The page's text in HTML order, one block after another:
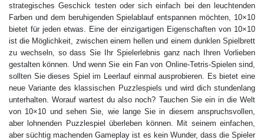
strategisches Geschick testen oder sich einfach bei den leuchtenden
Farben und dem beruhigenden Spielablauf entspannen möchten, 10×10
bietet für jeden etwas. Eine der einzigartigen Eigenschaften von 10×10
ist die Möglichkeit, zwischen einem hellen und einem dunklen Spielbrett
zu wechseln, so dass Sie Ihr Spielerlebnis ganz nach Ihren Vorlieben
gestalten können. Und wenn Sie ein Fan von Online-Tetris-Spielen sind,
sollten Sie dieses Spiel im Leerlauf einmal ausprobieren. Es bietet eine
neue Variante des klassischen Puzzlespiels und wird dich stundenlang
unterhalten. Worauf wartest du also noch? Tauchen Sie ein in die Welt
von 10×10 und sehen Sie, wie lange Sie in diesem anspruchsvollen,
aber lohnenden Puzzlespiel überleben können. Mit seinem einfachen,
aber süchtig machenden Gameplay ist es kein Wunder, dass die Spieler